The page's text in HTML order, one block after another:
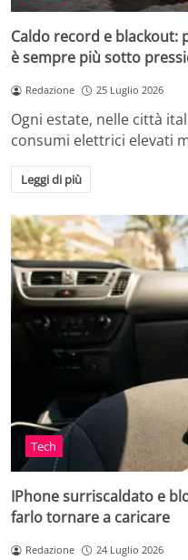
Caldo record e blackout:
è sempre più sotto
Redazione 25 Luglio 2026
Ogni estate, nelle città
consumi elettrici elevati
Leggi di più
Tech
IPhone surriscaldato e
farlo tornare a caricare
Redazione 24 Luglio 2026